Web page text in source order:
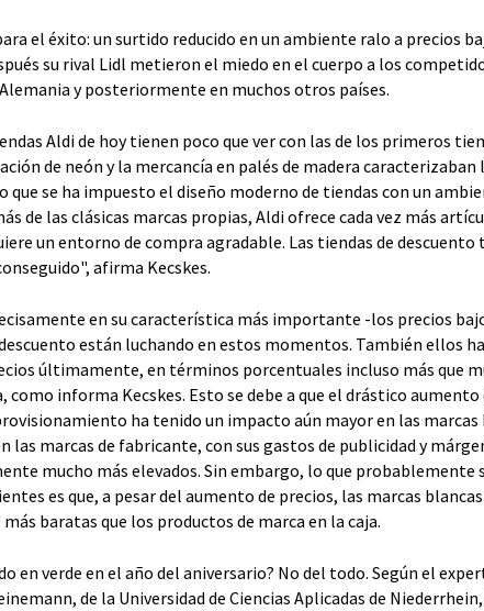
el éxito: un surtido reducido en un ambiente ralo a precios
su rival Lidl metieron el miedo en el cuerpo a los
y posteriormente en muchos otros países.
Aldi de hoy tienen poco que ver con las de los primeros
de neón y la mercancía en palés de madera caracterizaban
que se ha impuesto el diseño moderno de tiendas con un
de las clásicas marcas propias, Aldi ofrece cada vez más
un entorno de compra agradable. Las tiendas de descuento
afirma Kecskes.
en su característica más importante -los precios
están luchando en estos momentos. También ellos
últimamente, en términos porcentuales incluso más que
como informa Kecskes. Esto se debe a que el drástico aumento
ha tenido un impacto aún mayor en las marcas
las marcas de fabricante, con sus gastos de publicidad y
mucho más elevados. Sin embargo, lo que probablemente
es que, a pesar del aumento de precios, las marcas
baratas que los productos de marca en la caja.
en verde en el año del aniversario? No del todo. Según el
de la Universidad de Ciencias Aplicadas de